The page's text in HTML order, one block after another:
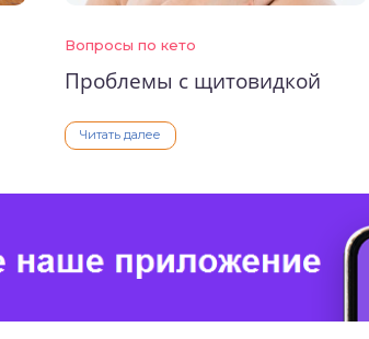
Вопросы по кето
Проблемы с щитовидкой
Читать далее